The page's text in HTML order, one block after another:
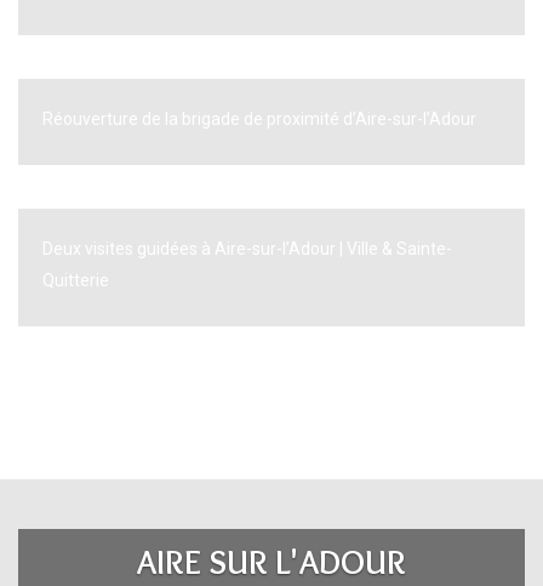
Réouverture de la brigade de proximité d’Aire-sur-l’Adour
Deux visites guidées à Aire-sur-l’Adour | Ville & Sainte-
Quitterie
AIRE SUR L'ADOUR